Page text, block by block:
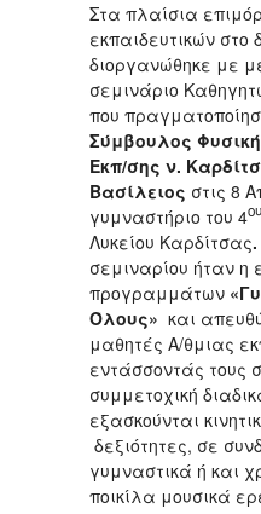
Στα πλαίσια
εκπαιδευτικών στο
διοργανώθηκε με
σεμινάριο
που
Σύμβουλος
Εκπ/σης ν.
Βασίλειος στις 8
γυμναστήριο του 4ου
Λυκείου Καρδίτσας.
σεμιναρίου ήταν
προγραμμάτων
Όλους» και
μαθητές Α/θμιας
εντάσσοντάς τους
συμμετοχική
εξασκούνται
δεξιότητες, σε
γυμναστικά ή και
ποικίλα μουσικά